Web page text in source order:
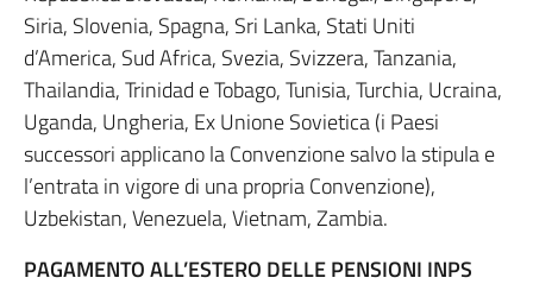
Siria, Slovenia, Spagna, Sri Lanka, Stati Uniti
d’America, Sud Africa, Svezia, Svizzera, Tanzania,
Thailandia, Trinidad e Tobago, Tunisia, Turchia, Ucraina,
Uganda, Ungheria, Ex Unione Sovietica (i Paesi
successori applicano la Convenzione salvo la stipula e
l’entrata in vigore di una propria Convenzione),
Uzbekistan, Venezuela, Vietnam, Zambia.
PAGAMENTO ALL’ESTERO DELLE PENSIONI INPS